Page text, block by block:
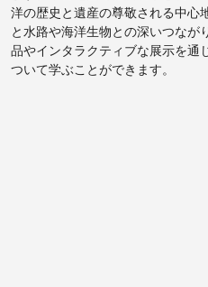
洋の歴史と遺産の尊敬される中心
と水路や海洋生物との深いつな
品やインタラクティブな展示を通
ついて学ぶことができます。